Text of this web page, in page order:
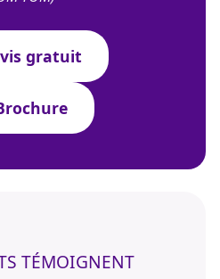
gratuit
TÉMOIGNENT